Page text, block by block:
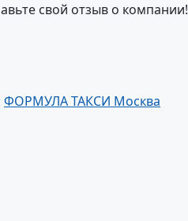
свой отзыв о компании!
ФОРМУЛА ТАКСИ Москва